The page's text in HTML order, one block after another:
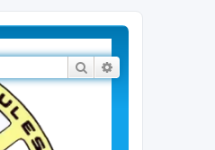
Rechercher